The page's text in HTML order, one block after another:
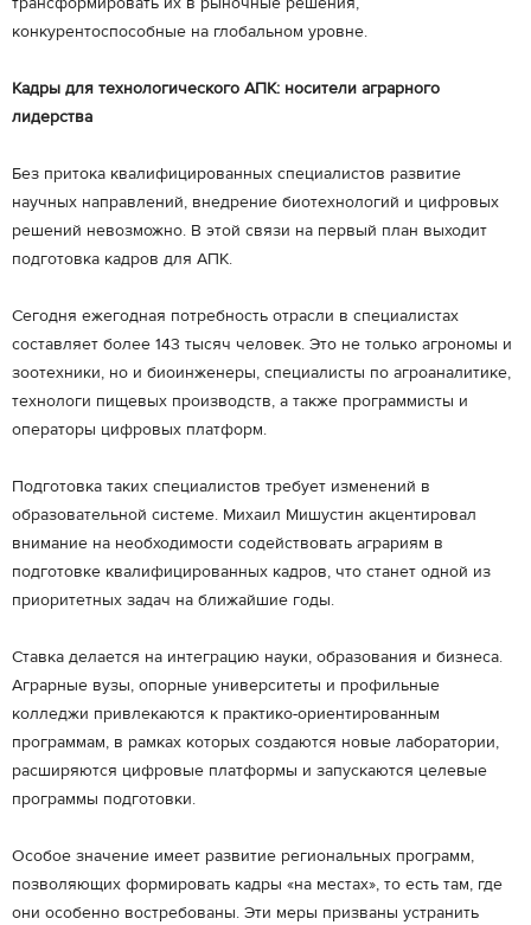
конкурентоспособные на глобальном уровне.
Кадры для технологического АПК: носители аграрного
лидерства
Без притока квалифицированных специалистов развитие
научных направлений, внедрение биотехнологий и цифровых
решений невозможно. В этой связи на первый план выходит
подготовка кадров для АПК.
Сегодня ежегодная потребность отрасли в специалистах
составляет более 143 тысяч человек. Это не только агрономы и
зоотехники, но и биоинженеры, специалисты по агроаналитике,
технологи пищевых производств, а также программисты и
операторы цифровых платформ.
Подготовка таких специалистов требует изменений в
образовательной системе. Михаил Мишустин акцентировал
внимание на необходимости содействовать аграриям в
подготовке квалифицированных кадров, что станет одной из
приоритетных задач на ближайшие годы.
Ставка делается на интеграцию науки, образования и бизнеса.
Аграрные вузы, опорные университеты и профильные
колледжи привлекаются к практико-ориентированным
программам, в рамках которых создаются новые лаборатории,
расширяются цифровые платформы и запускаются целевые
программы подготовки.
Особое значение имеет развитие региональных программ,
позволяющих формировать кадры «на местах», то есть там, где
они особенно востребованы. Эти меры призваны устранить